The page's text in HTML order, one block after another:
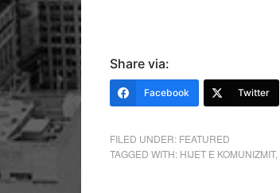
Share via:
Facebook Twitter
FILED UNDER: FEATURED
TAGGED WITH: HIJET E KOMUNIZMIT,